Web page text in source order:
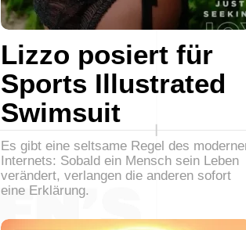
Lizzo posiert für
Sports Illustrated
Swimsuit
Es gibt eine seltsame Regel des
Internets: Sobald ein Mensch sein Leben
verändert, verlangen die anderen sofort
eine Erklärung.